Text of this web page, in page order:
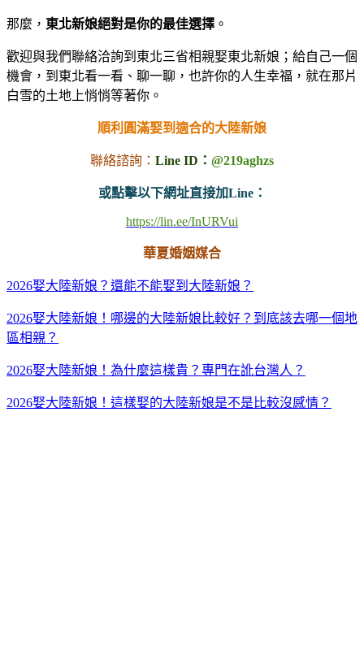
那麼， 東北新娘絕對是你的最佳選擇 。
歡迎與我們聯絡洽詢到東北三省相親娶東北新娘；給自己一個
機會，到東北看一看、聊一聊，也許你的人生幸福，就在那片
白雪的土地上悄悄等著你。
順利圓滿娶到適合的大陸新娘
聯絡諮詢： Line ID： @219aghzs
或點擊以下網址直接加Line：
https://lin.ee/InURVui
華夏婚姻媒合
2026娶大陸新娘？還能不能娶到大陸新娘？
2026娶大陸新娘！哪邊的大陸新娘比較好？到底該去哪一個地
區相親？
2026娶大陸新娘！為什麼這樣貴？專門在訛台灣人？
2026娶大陸新娘！這樣娶的大陸新娘是不是比較沒感情？